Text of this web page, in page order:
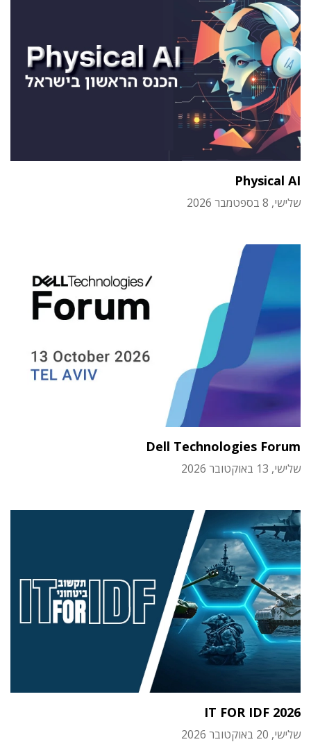
Physical AI
שלישי, 8 בספטמבר 2026
Dell Technologies Forum
שלישי, 13 באוקטובר 2026
IT FOR IDF 2026
שלישי, 20 באוקטובר 2026